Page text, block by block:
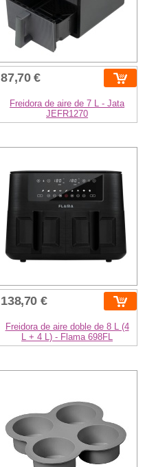
87,70 €
Freidora de aire de 7 L - Jata
JEFR1270
138,70 €
Freidora de aire doble de 8 L (4
L + 4 L) - Flama 698FL